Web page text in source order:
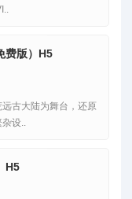
费版）H5
古大陆为舞台，还原
设..
H5